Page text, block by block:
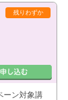
残りわずか
ーン対象講